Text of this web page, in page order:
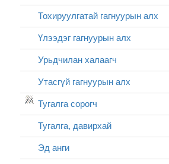
Тохируулгатай гагнуурын алх
Үлээдэг гагнуурын алх
Урьдчилан халаагч
Утасгүй гагнуурын алх
Тугалга сорогч
Тугалга, давирхай
Эд анги